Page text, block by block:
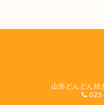
山形どんどん焼